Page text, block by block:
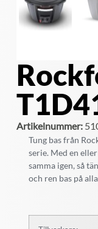
Artikelnummer:
Tung bas från
serie. Med en
samma igen, så
och ren bas på